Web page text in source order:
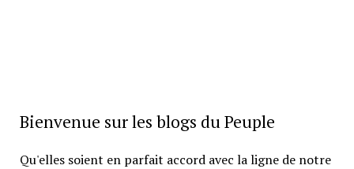
Bienvenue sur les blogs du Peuple
Qu'elles soient en parfait accord avec la ligne de notre